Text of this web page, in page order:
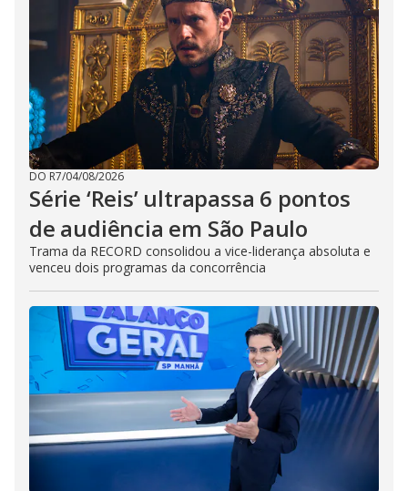
DO R7/04/08/2026
Série ‘Reis’ ultrapassa 6 pontos
de audiência em São Paulo
Trama da RECORD consolidou a vice-liderança absoluta e
venceu dois programas da concorrência